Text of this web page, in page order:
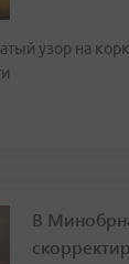
узор на
В